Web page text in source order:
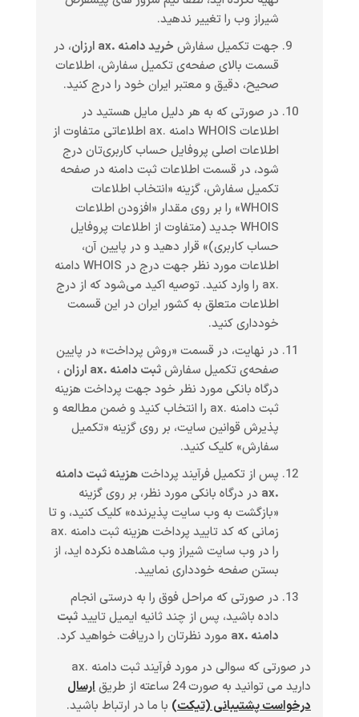
شیراز وب را تغییر ندهید.
جهت تکمیل سفارش خرید دامنه .ax ارزان
، در
قسمت بالای صفحه‌ی تکمیل سفارش، اطلاعات
صحیح، دقیق و معتبر ایران خود را درج کنید.
در صورتی که به هر دلیل مایل هستید در
اطلاعات WHOIS دامنه .ax اطلاعاتی متفاوت از
اطلاعات اصلی پروفایل حساب کاربری‌تان درج
شود، در قسمت اطلاعات ثبت دامنه در صفحه
تکمیل سفارش، گزینه «انتخاب اطلاعات
WHOIS» را بر روی مقدار «افزودن اطلاعات
WHOIS جدید (متفاوت از اطلاعات پروفایل
حساب کاربری)» قرار دهید و در پایین آن،
اطلاعات مورد نظر جهت درج در WHOIS دامنه
.ax را وارد کنید. توصیه اکید می‌شود که از درج
اطلاعات متعلق به کشور ایران در این قسمت
خودداری کنید.
در نهایت، در قسمت «روش پرداخت» در پایین
صفحه‌ی تکمیل سفارشثبت دامنه .ax ارزان
،
درگاه بانکی مورد نظر خود جهت پرداخت هزینه
ثبت دامنه .ax را انتخاب کنید و ضمن مطالعه و
پذیرش قوانین سایت، بر روی گزینه «تکمیل
سفارش» کلیک کنید.
پس از تکمیل فرآیند پرداختهزینه ثبت دامنه
.ax
در درگاه بانکی مورد نظر، بر روی گزینه
«بازگشت به وب سایت پذیرنده» کلیک کنید، و تا
زمانی که کد تایید پرداخت هزینه ثبت دامنه .ax
را در وب سایت شیراز وب مشاهده نکرده اید، از
بستن صفحه خودداری نمایید.
در صورتی که مراحل فوق را به درستی انجام
داده باشید، پس از چند ثانیه ایمیل تاییدثبت
دامنه .ax
مورد نظرتان را دریافت خواهید کرد.
در صورتی که سوالی در مورد فرآیند ثبت دامنه .ax
دارید می توانید به صورت 24 ساعته از طریق
ارسال
درخواست پشتیبانی (تیکت) با ما در ارتباط باشید.